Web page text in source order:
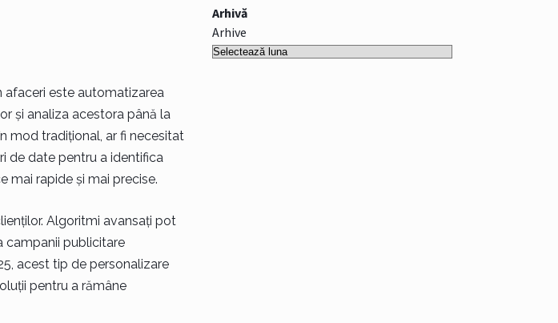
afaceri este automatizarea
și analiza acestora până la
mod tradițional, ar fi necesitat
de date pentru a identifica
mai rapide și mai precise.
Algoritmi avansați pot
campanii publicitare
acest tip de personalizare
pentru a rămâne
Arhivă
Arhive